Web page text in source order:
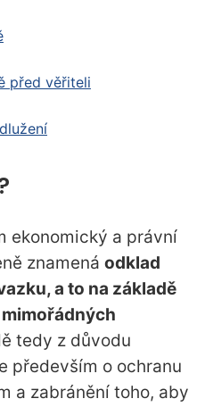
před věřiteli
ekonomický a právní
znamená odklad
a to na základě
tedy z důvodu
především o ochranu
a zabránění toho, aby